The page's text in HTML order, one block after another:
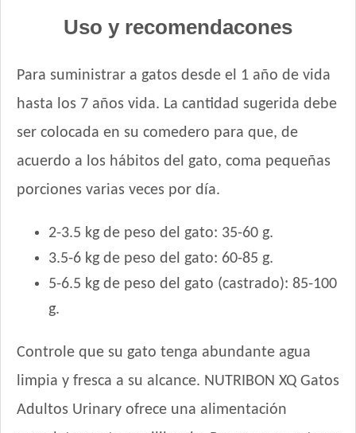
Royal Canin Gato Raza Persian Adulto
Royal Canin Gato Raza Siamese Adulto
Royal Canin Gato Veterinary Calm
Royal Canin Gato Veterinary Castrado Weight Control
Royal Canin Gato Veterinary Diabetic
Royal Canin Gato Veterinary Renal
Management
Sabrositos Adultos Pescado
Sabrositos Gato Adulto Mix
Sieger Criadores Gato All in One
Sieger Gato Castrado Indoor
Sieger Gato Reducido en Calorías
Uso y recomendacones
Para suministrar a gatos desde el 1 año de vida
hasta los 7 años vida. La cantidad sugerida debe
ser colocada en su comedero para que, de
acuerdo a los hábitos del gato, coma pequeñas
porciones varias veces por día.
2-3.5 kg de peso del gato: 35-60 g.
3.5-6 kg de peso del gato: 60-85 g.
5-6.5 kg de peso del gato (castrado): 85-100
g.
Controle que su gato tenga abundante agua
limpia y fresca a su alcance. NUTRIBON XQ Gatos
Adultos Urinary ofrece una alimentación